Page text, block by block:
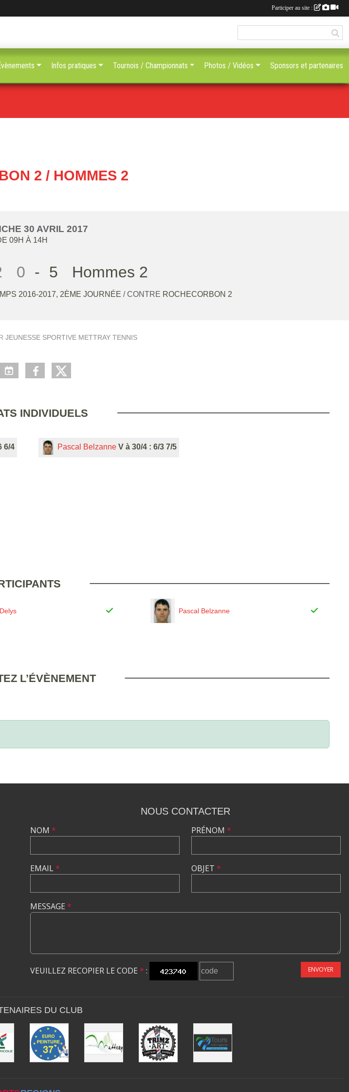
2 / HOMMES 2
30 AVRIL 2017
09H À 14H
0 - 5 Hommes 2
2016-2017, 2ÈME JOURNÉE / CONTRE ROCHECORBON 2
JEUNESSE SPORTIVE METTRAY TENNIS
INDIVIDUELS
6/4 Pascal Belzanne V à 30/4 : 6/3 7/5
Pascal Belzanne
L’ÉVÈNEMENT
Infos pratiques Tournois / Championnats Photos / Vidéos Sponsors et partenaires
NOUS CONTACTER
NOM *
EMAIL*
PRÉNOM *
OBJET *
MESSAGE *
VEUILLEZ RECOPIER LE CODE * : ENVOYER
DU CLUB
Participer au site :